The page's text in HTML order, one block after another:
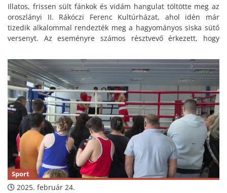
Illatos, frissen sült fánkok és vidám hangulat töltötte meg az
oroszlányi II. Rákóczi Ferenc Kultúrházat, ahol idén már
tizedik alkalommal rendezték meg a hagyományos siska sütő
versenyt. Az eseményre számos résztvevő érkezett, hogy
forgácsfánkról vagy akár töltött édességekről.
Sport
2025. február 24.